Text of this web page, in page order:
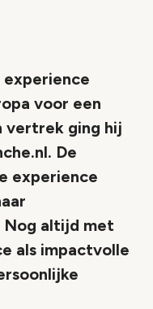
experience
voor een
vertrek ging hij
De
experience
Nog altijd met
als impactvolle